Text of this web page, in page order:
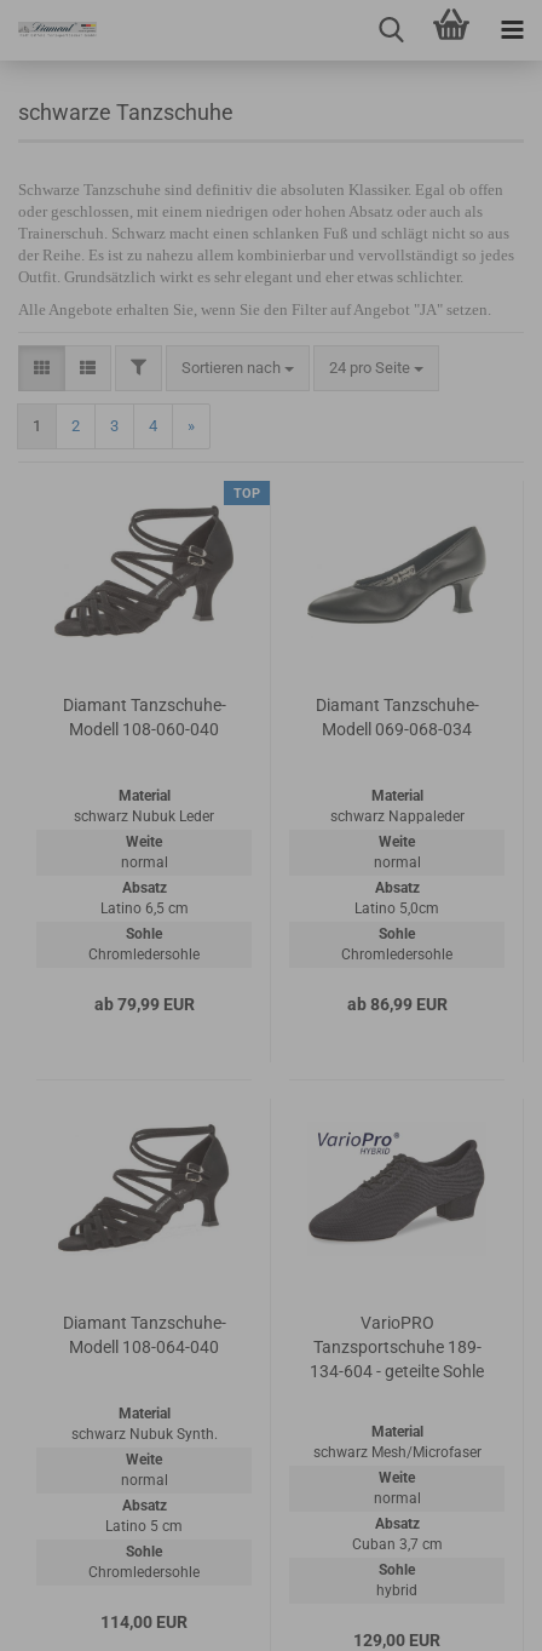
schwarze Tanzschuhe
Schwarze Tanzschuhe sind definitiv die absoluten Klassiker. Egal ob offen
oder geschlossen, mit einem niedrigen oder hohen Absatz oder auch als
Trainerschuh. Schwarz macht einen schlanken Fuß und schlägt nicht so aus
der Reihe. Es ist zu nahezu allem kombinierbar und vervollständigt so jedes
Outfit. Grundsätzlich wirkt es sehr elegant und eher etwas schlichter.
Alle Angebote erhalten Sie, wenn Sie den Filter auf Angebot "JA" setzen.
Sortieren nach 24 pro Seite
1 2 3 4 »
TOP
Diamant Tanzschuhe-
Modell 108-060-040
Material
schwarz Nubuk Leder
Weite
normal
Absatz
Latino 6,5 cm
Sohle
Chromledersohle
ab 79,99 EUR
Diamant Tanzschuhe-
Modell 069-068-034
Material
schwarz Nappaleder
Weite
normal
Absatz
Latino 5,0cm
Sohle
Chromledersohle
ab 86,99 EUR
Diamant Tanzschuhe-
Modell 108-064-040
Material
schwarz Nubuk Synth.
Weite
normal
Absatz
Latino 5 cm
Sohle
Chromledersohle
114,00 EUR
VarioPRO
Tanzsportschuhe 189-
134-604 - geteilte Sohle
Material
schwarz Mesh/Microfaser
Weite
normal
Absatz
Cuban 3,7 cm
Sohle
hybrid
129,00 EUR